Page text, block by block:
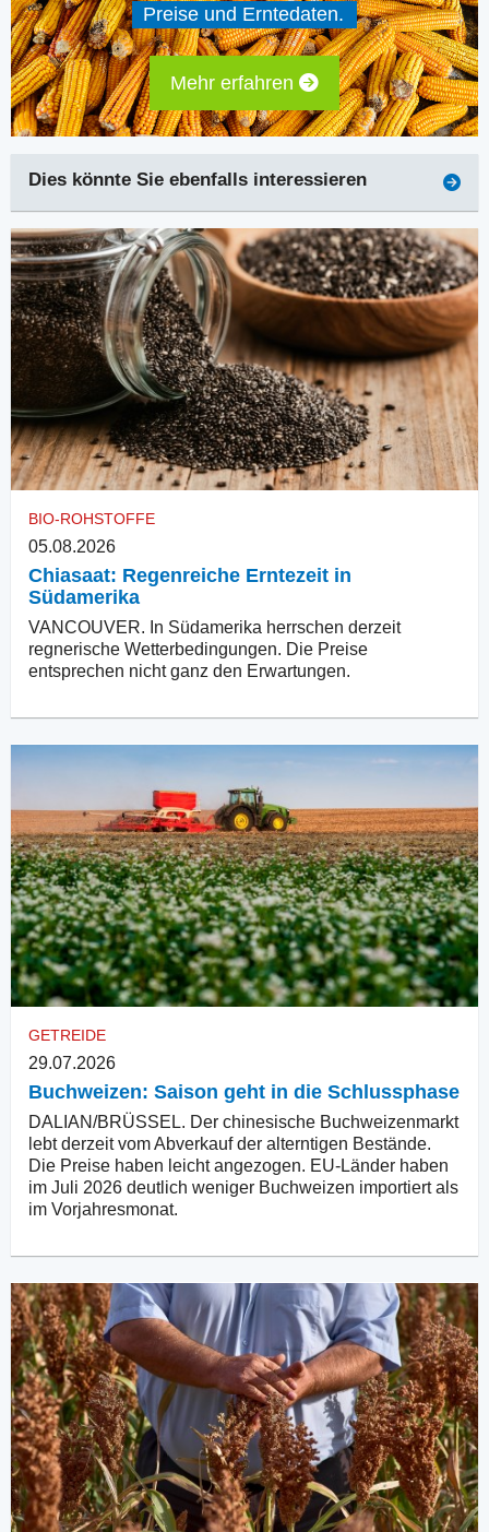
Preise und Erntedaten.
Mehr erfahren
Dies könnte Sie ebenfalls interessieren
BIO-ROHSTOFFE
05.08.2026
Chiasaat: Regenreiche Erntezeit in
Südamerika
VANCOUVER. In Südamerika herrschen derzeit
regnerische Wetterbedingungen. Die Preise
entsprechen nicht ganz den Erwartungen.
GETREIDE
29.07.2026
Buchweizen: Saison geht in die Schlussphase
DALIAN/BRÜSSEL. Der chinesische Buchweizenmarkt
lebt derzeit vom Abverkauf der alterntigen Bestände.
Die Preise haben leicht angezogen. EU-Länder haben
im Juli 2026 deutlich weniger Buchweizen importiert als
im Vorjahresmonat.